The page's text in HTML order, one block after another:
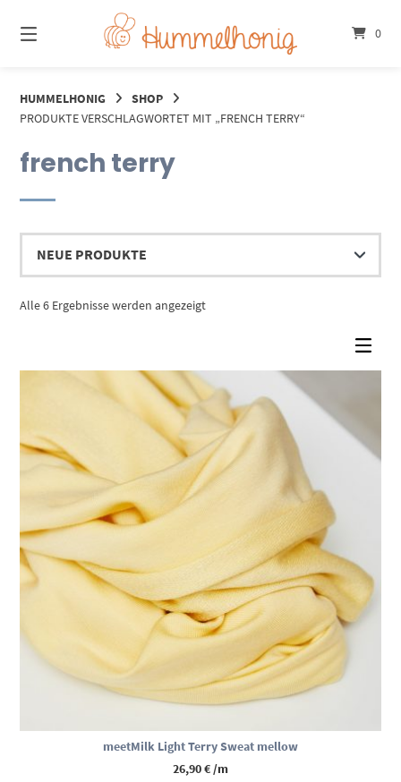
zum
Inhalt
0
HUMMELHONIG
SHOP
PRODUKTE VERSCHLAGWORTET MIT „FRENCH TERRY“
french terry
Alle 6 Ergebnisse werden angezeigtNach
meetMilk Light Terry Sweat mellow
26,90€/m